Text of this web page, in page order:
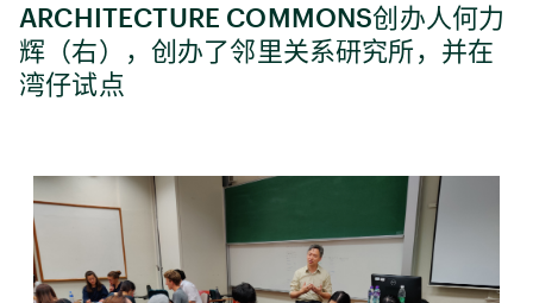
ARCHITECTURE COMMONS创办人何力
辉（右），创办了邻里关系研究所，并在
湾仔试点